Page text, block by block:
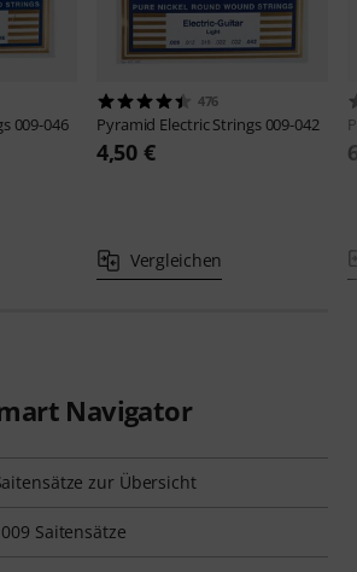
009-046
476
Pyramid Electric Strings 009-042
4,50 €
Vergleichen
Navigator
zur Übersicht
Saitensätze